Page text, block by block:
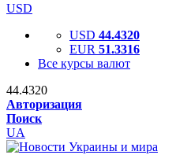
USD
USD 44.4320
EUR 51.3316
Все курсы валют
44.4320
Авторизация
Поиск
UA